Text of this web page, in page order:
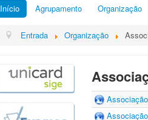
Início Agrupamento Organização
Entrada Organização